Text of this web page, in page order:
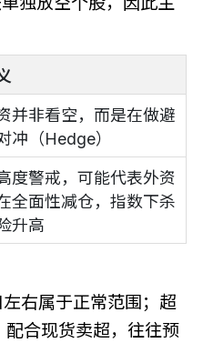
并非看空，而是在做避
冲（Hedge）
度警戒，可能代表外资
全面性减仓，指数下杀
升高
右属于正常范围；超
合现货卖超，往往预